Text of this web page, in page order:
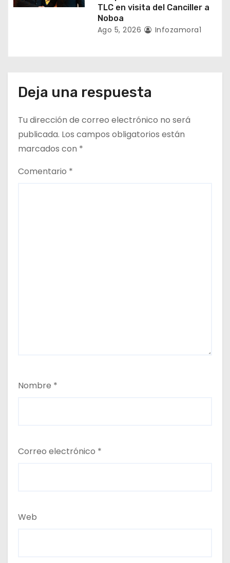
TLC en visita del Canciller a
Noboa
Ago 5, 2026 Infozamora1
Deja una respuesta
Tu dirección de correo electrónico no será
publicada. Los campos obligatorios están
marcados con *
Comentario *
Nombre *
Correo electrónico *
Web